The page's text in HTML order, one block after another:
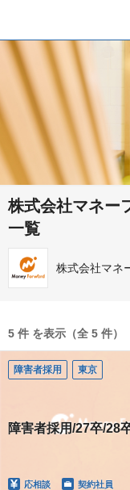
株式会社マネー
一覧
株式会社マネ
5 件 を表示（全 5 件）
障害者採用 東京
障害者採用/27卒/28
応相談 契約社員